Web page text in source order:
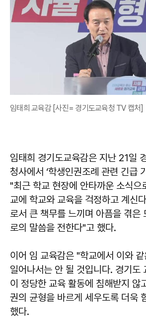
임태희 교육감 [사진= 경기도교육청 TV 캡처]
임태희 경기도교육감은 지난 21일
청사에서 ‘학생인권조례 관련 긴급
"최근 학교 현장에 안타까운 소식으
교에 학교와 교육을 걱정하고 계신
로서 큰 책무를 느끼며 아픔을 겪은
로의 말씀을 전한다"고 했다.
이어 임 교육감은 "학교에서 이와
일어나서는 안 될 것입니다. 경기도
이 정당한 교육 활동에 침해받지 않
권의 균형을 바르게 세우도록 더욱
했다.